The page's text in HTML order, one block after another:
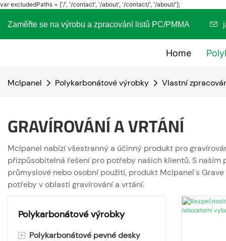
var excludedPaths = ['/', '/contact', '/about', '/contact/', '/about/'];
Zaměřte se na výrobu a zpracování listů PC/PMMA
Home
Mclpanel Polykarbonátové výrobky Vlastní
GRAVÍROVÁNÍ A VRTÁNÍ
Mclpanel nabízí všestranný a účinný produkt pro
přizpůsobitelná řešení pro potřeby našich klientů. S
průmyslové nebo osobní použití, produkt Mclpanel's
potřeby v oblasti gravírování a vrtání.
Polykarbonátové výrobky
+ Polykarbonátové pevné desky